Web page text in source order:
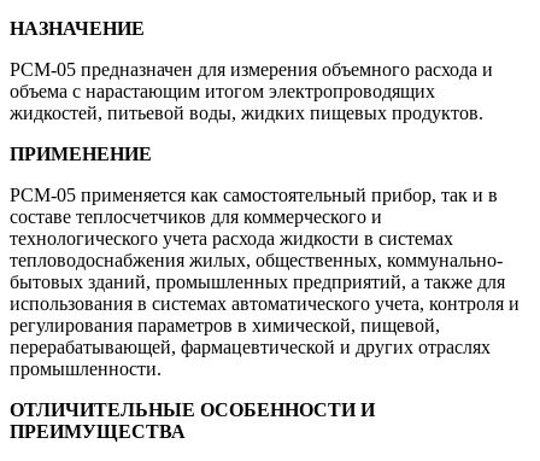
НАЗНАЧЕНИЕ
РСМ-05 предназначен для измерения объемного расхода и
объема с нарастающим итогом электропроводящих
жидкостей, питьевой воды, жидких пищевых продуктов.
ПРИМЕНЕНИЕ
РСМ-05 применяется как самостоятельный прибор, так и в
составе теплосчетчиков для коммерческого и
технологического учета расхода жидкости в системах
тепловодоснабжения жилых, общественных, коммунально-
бытовых зданий, промышленных предприятий, а также для
использования в системах автоматического учета, контроля и
регулирования параметров в химической, пищевой,
перерабатывающей, фармацевтической и других отраслях
промышленности.
ОТЛИЧИТЕЛЬНЫЕ ОСОБЕННОСТИ И
ПРЕИМУЩЕСТВА